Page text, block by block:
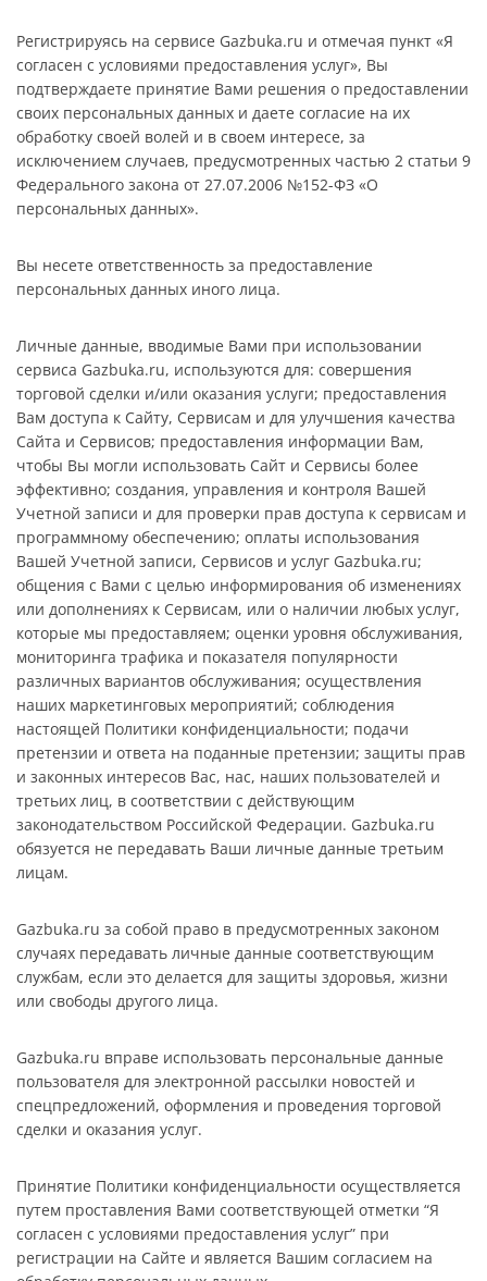
Регистрируясь на сервисе Gazbuka.ru и отмечая пункт «Я
согласен с условиями предоставления услуг», Вы
подтверждаете принятие Вами решения о предоставлении
своих персональных данных и даете согласие на их
обработку своей волей и в своем интересе, за
исключением случаев, предусмотренных частью 2 статьи 9
Федерального закона от 27.07.2006 №152-ФЗ «О
персональных данных».
Вы несете ответственность за предоставление
персональных данных иного лица.
Личные данные, вводимые Вами при использовании
сервиса Gazbuka.ru, используются для: совершения
торговой сделки и/или оказания услуги; предоставления
Вам доступа к Сайту, Сервисам и для улучшения качества
Сайта и Сервисов; предоставления информации Вам,
чтобы Вы могли использовать Сайт и Сервисы более
эффективно; создания, управления и контроля Вашей
Учетной записи и для проверки прав доступа к сервисам и
программному обеспечению; оплаты использования
Вашей Учетной записи, Сервисов и услуг Gazbuka.ru;
общения с Вами с целью информирования об изменениях
или дополнениях к Сервисам, или о наличии любых услуг,
которые мы предоставляем; оценки уровня обслуживания,
мониторинга трафика и показателя популярности
различных вариантов обслуживания; осуществления
наших маркетинговых мероприятий; соблюдения
настоящей Политики конфиденциальности; подачи
претензии и ответа на поданные претензии; защиты прав
и законных интересов Вас, нас, наших пользователей и
третьих лиц, в соответствии с действующим
законодательством Российской Федерации. Gazbuka.ru
обязуется не передавать Ваши личные данные третьим
лицам.
Gazbuka.ru за собой право в предусмотренных законом
случаях передавать личные данные соответствующим
службам, если это делается для защиты здоровья, жизни
или свободы другого лица.
Gazbuka.ru вправе использовать персональные данные
пользователя для электронной рассылки новостей и
спецпредложений, оформления и проведения торговой
сделки и оказания услуг.
Принятие Политики конфиденциальности осуществляется
путем проставления Вами соответствующей отметки “Я
согласен с условиями предоставления услуг” при
регистрации на Сайте и является Вашим согласием на